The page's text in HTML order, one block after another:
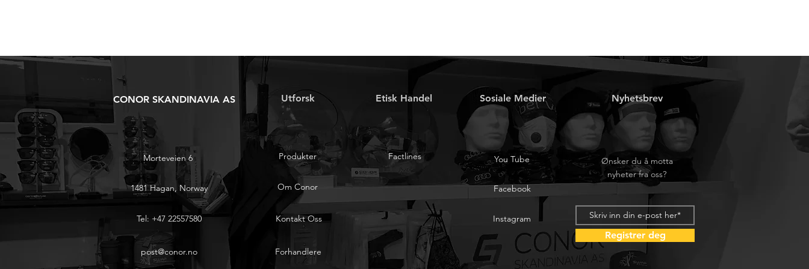
CONOR SKANDINAVIA AS Utforsk Etisk Handel Sosiale Medier Nyhetsbrev
Morteveien 6
1481 Hagan, Norway
Tel: +47 22557580
post@conor.no
Produkter Factlines
Om Conor
Kontakt Oss
Forhandlere
You Tube
Facebook
Instagram
Ønsker du å motta
nyheter fra oss?
Registrer deg